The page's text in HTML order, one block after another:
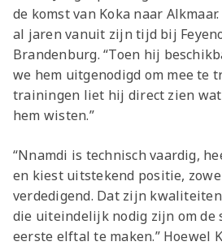
de komst van Koka naar
al jaren vanuit zijn tijd bij
Brandenburg. “Toen hij
we hem uitgenodigd om mee te
trainingen liet hij direct zien
hem wisten.”
“Nnamdi is technisch vaardig,
en kiest uitstekend positie,
verdedigend. Dat zijn
die uiteindelijk nodig zijn om de
eerste elftal te maken.” Hoewel